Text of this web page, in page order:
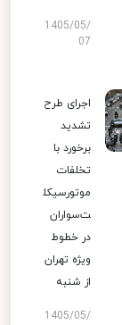
1405/05/
07
اجرای طرح
تشدید
برخورد با
تخلفات
موتورسیکل
ت‌سواران
در خطوط
ویژه تهران
از شنبه
1405/05/